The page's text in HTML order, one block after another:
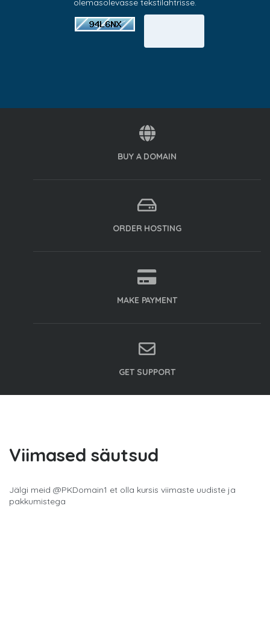
olemasolevasse tekstilahtrisse.
BUY A DOMAIN
ORDER HOSTING
MAKE PAYMENT
GET SUPPORT
Viimased säutsud
Jälgi meid @PKDomain1 et olla kursis viimaste uudiste ja
pakkumistega